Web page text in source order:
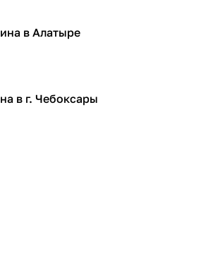
в Алатыре
в г. Чебоксары